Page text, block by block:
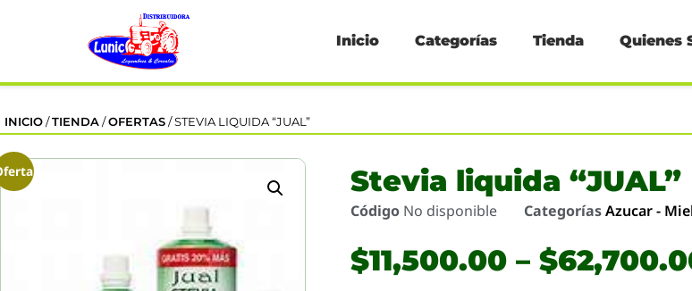
Inicio Categorías Tienda Quienes
INICIO /TIENDA /OFERTAS / STEVIA LIQUIDA “JUAL”
Stevia liquida “JUAL”
Código No disponible CategoríasAzucar -
$11,500.00 – $